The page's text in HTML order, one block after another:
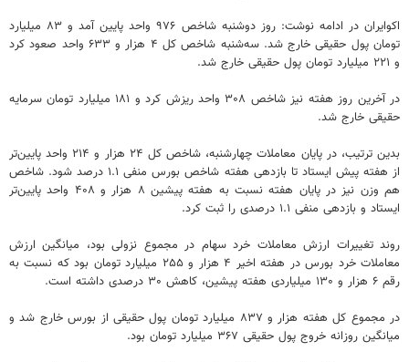
اکوایران در ادامه نوشت: روز دوشنبه شاخص ۹۷۶ واحد پایین آمد و ۸۳ میلیارد
تومان پول حقیقی خارج شد. سه‌شنبه شاخص کل ۴ هزار و ۶۳۳ واحد صعود کرد
و ۲۲۱ میلیارد تومان پول حقیقی خارج شد.
در آخرین روز هفته نیز شاخص ۳۰۸ واحد ریزش کرد و ۱۸۱ میلیارد تومان سرمایه
حقیقی خارج شد.
بدین ترتیب، در پایان معاملات چهارشنبه، شاخص کل ۲۴ هزار و ۲۱۴ واحد پایین‌تر
از هفته پیش ایستاد تا بازدهی هفته شاخص بورس منفی ۱.۱ درصد شود. شاخص
هم وزن نیز در پایان هفته نسبت به هفته پیشین ۸ هزار و ۴۰۸ واحد پایین‎‌تر
ایستاد و بازدهی منفی ۱.۱ درصدی را ثبت کرد.
روند تغییرات ارزش معاملات خرد سهام در مجموع نزولی بود، میانگین ارزش
معاملات خرد بورس در هفته اخیر ۴ هزار و ۲۵۵ میلیارد تومان بود که نسبت به
رقم ۶ هزار و ۱۳۰ میلیاردی هفته پیشین، کاهش ۳۰ درصدی داشته است.
در مجموع کل هفته هزار و ۸۳۷ میلیارد تومان پول حقیقی از بورس خارج شد و
میانگین روزانه خروج پول حقیقی ۳۶۷ میلیارد تومان بود.